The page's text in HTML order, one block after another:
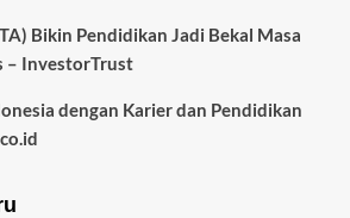
Bikin Pendidikan Jadi Bekal Masa
– InvestorTrust
dengan Karier dan Pendidikan